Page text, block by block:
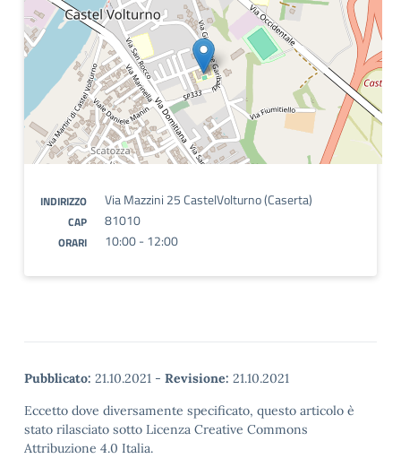
INDIRIZZO Via Mazzini 25 CastelVolturno (Caserta)
CAP 81010
ORARI 10:00 - 12:00
Pubblicato: 21.10.2021 - Revisione: 21.10.2021
Eccetto dove diversamente specificato, questo articolo è
stato rilasciato sotto Licenza Creative Commons
Attribuzione 4.0 Italia.